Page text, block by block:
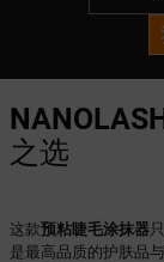
之选
这款预粘睫毛涂抹器
是最高品质的护肤品